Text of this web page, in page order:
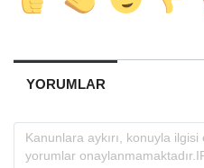
YORUMLAR